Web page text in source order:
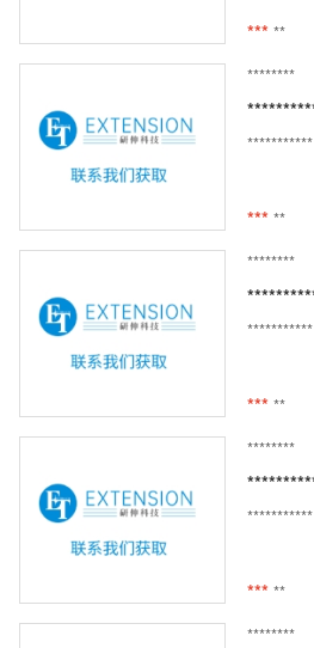
*** **
********
***********
*** **
********
***********
*** **
********
***********
*** **
********